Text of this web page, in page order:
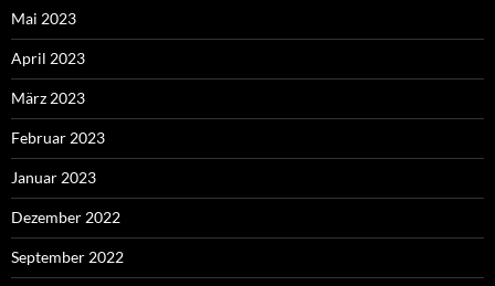
Mai 2023
April 2023
März 2023
Februar 2023
Januar 2023
Dezember 2022
September 2022